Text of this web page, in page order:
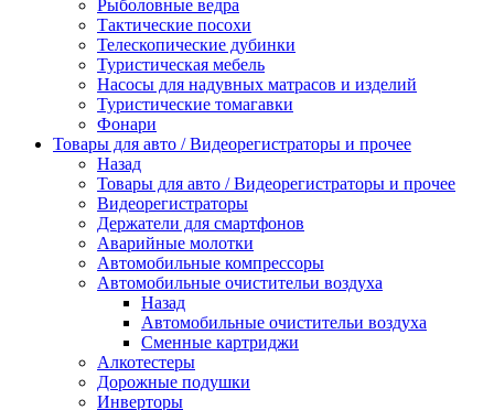
Рыболовные ведра
Тактические посохи
Телескопические дубинки
Туристическая мебель
Насосы для надувных матрасов и изделий
Туристические томагавки
Фонари
Товары для авто / Видеорегистраторы и прочее
Назад
Товары для авто / Видеорегистраторы и прочее
Видеорегистраторы
Держатели для смартфонов
Аварийные молотки
Автомобильные компрессоры
Автомобильные очистительи воздуха
Назад
Автомобильные очистительи воздуха
Сменные картриджи
Алкотестеры
Дорожные подушки
Инверторы